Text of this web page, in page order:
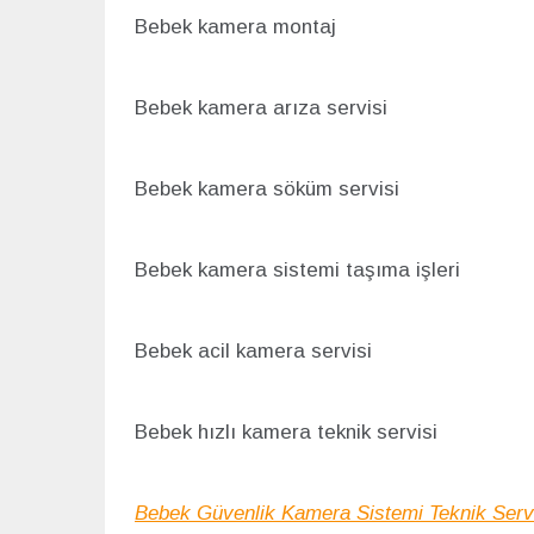
Bebek kamera montaj
Bebek kamera arıza servisi
Bebek kamera söküm servisi
Bebek kamera sistemi taşıma işleri
Bebek acil kamera servisi
Bebek hızlı kamera teknik servisi
Bebek Güvenlik Kamera Sistemi Teknik